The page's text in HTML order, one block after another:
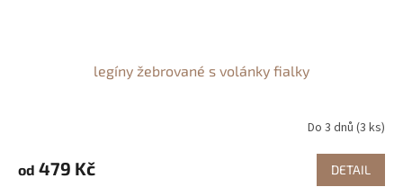
legíny žebrované s volánky fialky
Do 3 dnů (3 ks)
od 479 Kč DETAIL